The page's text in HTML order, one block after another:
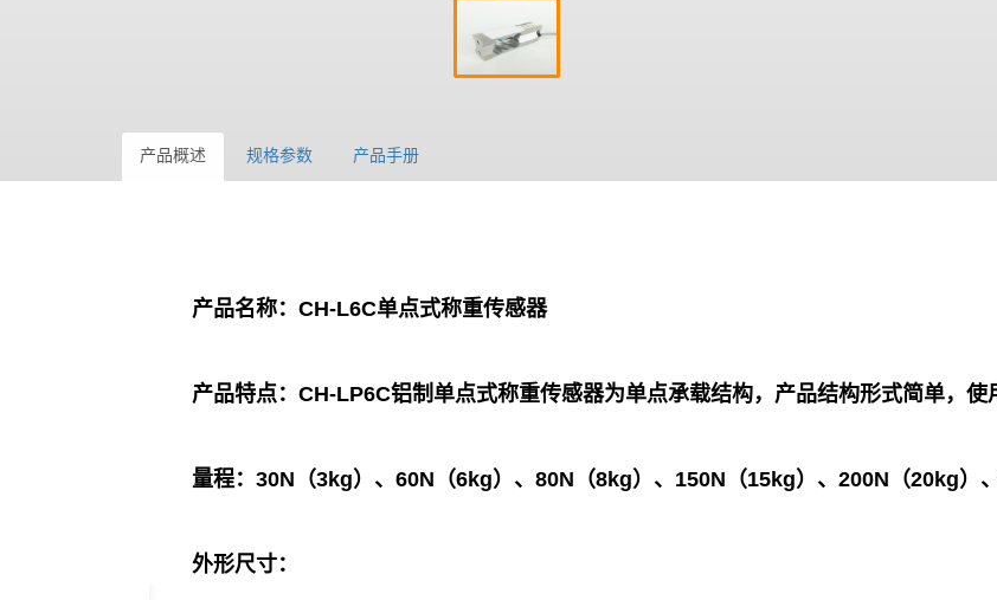
产品概述 规格参数 产品手册
产品名称： CH-L6C单点式称重传感器
产品特点： CH-LP6C铝制单点式称重传感器为单点承载结构，产品结构形式简单，使
量程： 30N（3kg）、60N（6kg）、80N（8kg）、150N（15kg）、200N（20kg）
外形尺寸：